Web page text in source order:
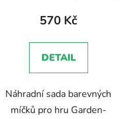
570 Kč
DETAIL
Náhradní sada barevných
míčků pro hru Garden-